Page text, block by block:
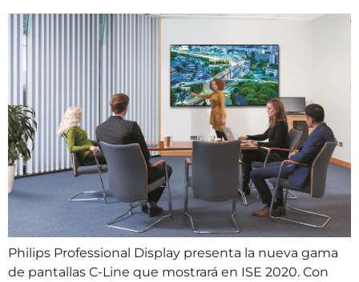
Philips Professional Display presenta la nueva gama
de pantallas C-Line que mostrará en ISE 2020. Con